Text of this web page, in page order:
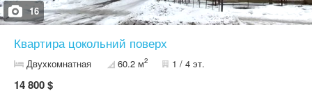
16
Квартира цокольний поверх
Двухкомнатная 60.2 м2 1 / 4 эт.
14 800 $